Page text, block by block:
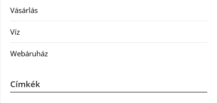
Vásárlás
Víz
Webáruház
Címkék